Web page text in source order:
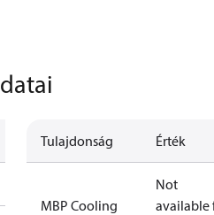
Tulajdonság Érték
MBP Cooling
Not
available